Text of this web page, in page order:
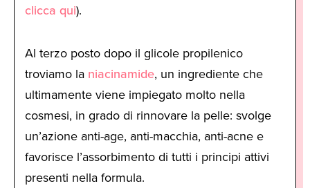
clicca qui).
Al terzo posto dopo il glicole propilenico
troviamo la niacinamide, un ingrediente che
ultimamente viene impiegato molto nella
cosmesi, in grado di rinnovare la pelle: svolge
un’azione anti-age, anti-macchia, anti-acne e
favorisce l’assorbimento di tutti i principi attivi
presenti nella formula.